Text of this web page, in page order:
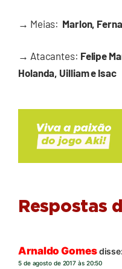
→ Meias: Marlon,
→ Atacantes: Felipe
Holanda, Uilliam e Isac
Respostas
Arnaldo Gomesdisse:
5 de agosto de 2017 às 20:50